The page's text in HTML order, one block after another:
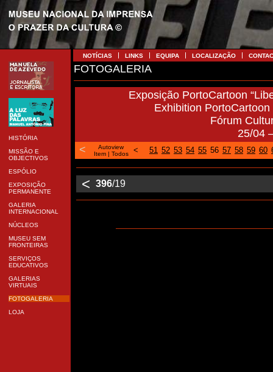
HISTÓRIA
MISSÃO E
OBJECTIVOS
ESPÓLIO
EXPOSIÇÃO
PERMANENTE
GALERIA
INTERNACIONAL
NÚCLEOS
MUSEU SEM
FRONTEIRAS
SERVIÇOS
EDUCATIVOS
GALERIAS
VIRTUAIS
FOTOGALERIA
LOJA
NOTÍCIAS LINKS EQUIPA LOCALIZAÇÃO
FOTOGALERIA
Exposição PortoCartoon
Exhibition PortoCartoon
Fórum
25/04
<
Autoview
Item| Todos < 51 52 53 54 55 56 57 58 59 60
< 396/19